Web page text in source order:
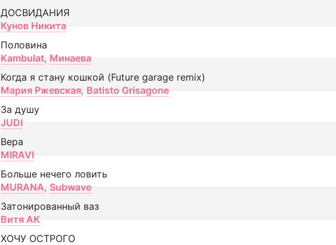
ДОСВИДАНИЯ
Кунов Никита
Половина
Kambulat, Минаева
Когда я стану кошкой (Future garage remix)
Мария Ржевская, Batisto Grisagone
За душу
JUDI
Вера
MIRAVI
Больше нечего ловить
MURANA, Subwave
Затонированный ваз
Витя АК
ХОЧУ ОСТРОГО